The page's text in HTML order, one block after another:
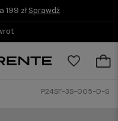
199 zł Sprawdź
i zapłać do 30 dni z PayPo
P24SF-3S-005-D-S